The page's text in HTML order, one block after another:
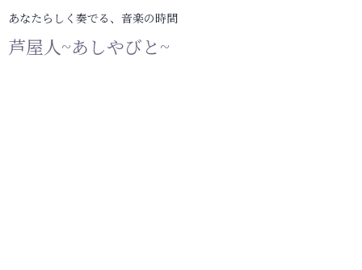
あなたらしく奏でる、音楽の時間
芦屋人~あしやびと~